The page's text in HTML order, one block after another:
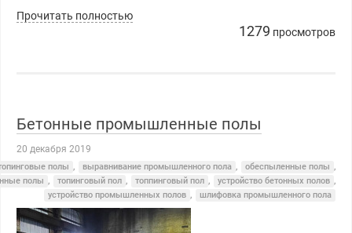
Прочитать полностью
1279 просмотров
Бетонные промышленные полы
20 декабря 2019
полы , выравнивание промышленного пола , обеспыленные полы ,
полы , топинговый пол , топпинговый пол , устройство бетонных полов ,
устройство промышленных полов , шлифовка промышленного пола